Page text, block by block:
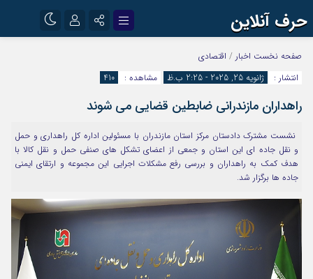
حرف آنلاین
اینستاگرام
آپارات
رمز عبور
مرا به خاطر بسپار
صفحه نخست اخبار / اقتصادی
انتشار :
ژانویه 25, 2025 - 2:25 ب.ظ مشاهده : 410
راهداران مازندرانی ضابطین قضایی می شوند
نشست مشترک دادستان مرکز استان مازندران با مسئولین اداره کل راهداری و حمل
و نقل جاده ای این استان و جمعی از اعضای تشکل های صنفی حمل و نقل کالا با
هدف کمک به راهداران و بررسی رفع مشکلات اجرایی این مجموعه و ارتقای ایمنی
جاده ها برگزار شد.